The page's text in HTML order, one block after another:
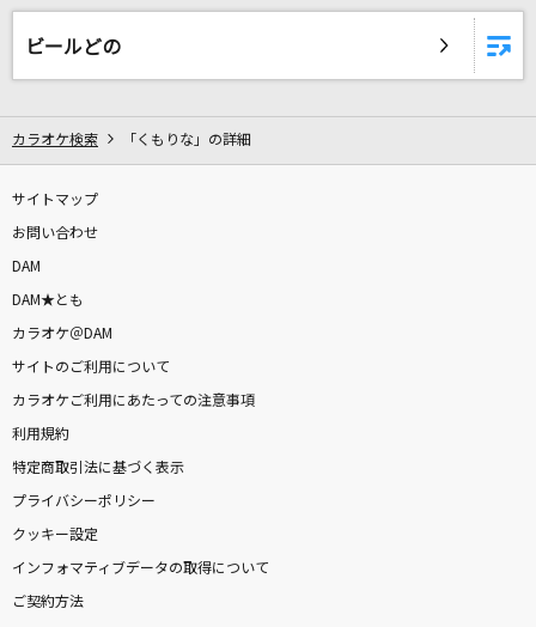
クリスタルキング
キセキ
If I'm S,Can You Be My N?
TWS
Wasted Nights
ONE OK ROCK
ビールどの
カラオケ検索 「くもりな」の詳細
サイトマップ
お問い合わせ
DAM
DAM★とも
カラオケ＠DAM
サイトのご利用について
カラオケご利用にあたっての注意事項
利用規約
特定商取引法に基づく表示
プライバシーポリシー
クッキー設定
インフォマティブデータの取得について
ご契約方法